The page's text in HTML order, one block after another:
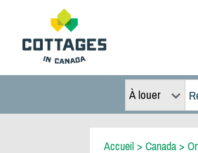
À louer
Accueil> Canada>